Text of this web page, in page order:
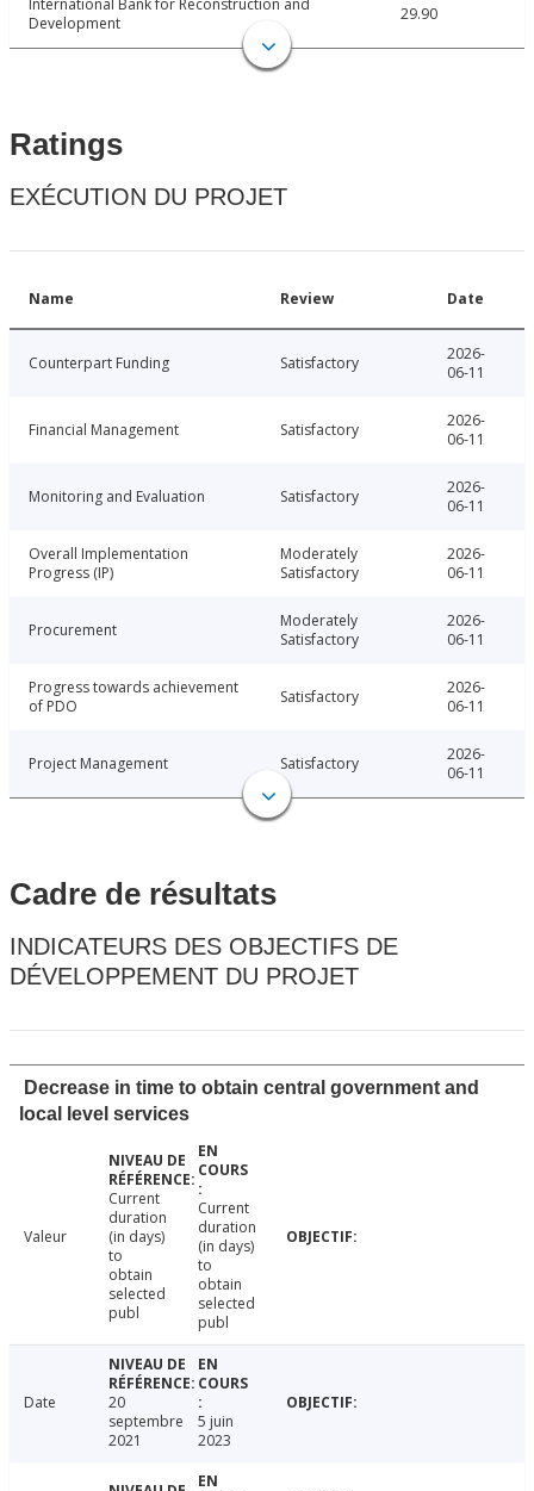
International Bank for Reconstruction and
Development
29.90
Ratings
EXÉCUTION DU PROJET
Name Review Date
Counterpart Funding Satisfactory
2026-
06-11
Financial Management Satisfactory
2026-
06-11
Monitoring and Evaluation Satisfactory
2026-
06-11
Overall Implementation
Progress (IP)
Moderately
Satisfactory
2026-
06-11
Procurement
Moderately
Satisfactory
2026-
06-11
Progress towards achievement
of PDO
Satisfactory
2026-
06-11
Project Management Satisfactory
2026-
06-11
Cadre de résultats
INDICATEURS DES OBJECTIFS DE
DÉVELOPPEMENT DU PROJET
Decrease in time to obtain central government and
local level services
Valeur
Current
duration
(in days)
to
obtain
selected
publ
Current
duration
(in days)
to
obtain
selected
publ
Date
20
septembre
2021
5 juin
2023